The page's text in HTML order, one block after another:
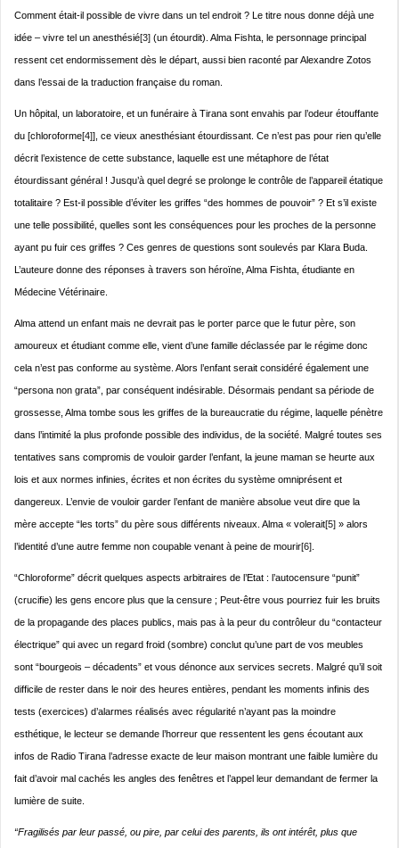
Comment était-il possible de vivre dans un tel endroit ? Le titre nous donne déjà une
idée – vivre tel un anesthésié[3] (un étourdit). Alma Fishta, le personnage principal
ressent cet endormissement dès le départ, aussi bien raconté par Alexandre Zotos
dans l’essai de la traduction française du roman.
Un hôpital, un laboratoire, et un funéraire à Tirana sont envahis par l’odeur étouffante
du [chloroforme[4]], ce vieux anesthésiant étourdissant. Ce n’est pas pour rien qu’elle
décrit l’existence de cette substance, laquelle est une métaphore de l’état
étourdissant général ! Jusqu’à quel degré se prolonge le contrôle de l’appareil étatique
totalitaire ? Est-il possible d’éviter les griffes “des hommes de pouvoir” ? Et s’il existe
une telle possibilité, quelles sont les conséquences pour les proches de la personne
ayant pu fuir ces griffes ? Ces genres de questions sont soulevés par Klara Buda.
L’auteure donne des réponses à travers son héroïne, Alma Fishta, étudiante en
Médecine Vétérinaire.
Alma attend un enfant mais ne devrait pas le porter parce que le futur père, son
amoureux et étudiant comme elle, vient d’une famille déclassée par le régime donc
cela n’est pas conforme au système. Alors l’enfant serait considéré également une
“persona non grata”, par conséquent indésirable. Désormais pendant sa période de
grossesse, Alma tombe sous les griffes de la bureaucratie du régime, laquelle pénètre
dans l’intimité la plus profonde possible des individus, de la société. Malgré toutes ses
tentatives sans compromis de vouloir garder l’enfant, la jeune maman se heurte aux
lois et aux normes infinies, écrites et non écrites du système omniprésent et
dangereux. L’envie de vouloir garder l’enfant de manière absolue veut dire que la
mère accepte “les torts” du père sous différents niveaux. Alma « volerait[5] » alors
l’identité d’une autre femme non coupable venant à peine de mourir[6]
“Chloroforme” décrit quelques aspects arbitraires de l’Etat : l’autocensure “punit”
(crucifie) les gens encore plus que la censure ; Peut-être vous pourriez fuir les bruits
de la propagande des places publics, mais pas à la peur du contrôleur du “contacteur
électrique” qui avec un regard froid (sombre) conclut qu’une part de vos meubles
sont “bourgeois – décadents” et vous dénonce aux services secrets. Malgré qu’il soit
difficile de rester dans le noir des heures entières, pendant les moments infinis des
tests (exercices) d’alarmes réalisés avec régularité n’ayant pas la moindre
esthétique, le lecteur se demande l’horreur que ressentent les gens écoutant aux
infos de Radio Tirana l’adresse exacte de leur maison montrant une faible lumière du
fait d’avoir mal cachés les angles des fenêtres et l’appel leur demandant de fermer la
lumière de suite.
“Fragilisés par leur passé, ou pire, par celui des parents, ils ont intérêt, plus que